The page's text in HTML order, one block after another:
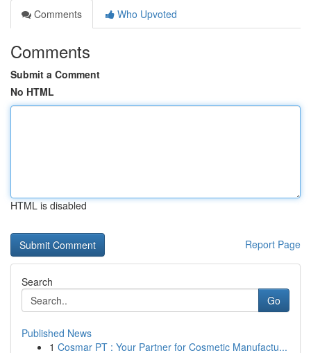
Comments
Who Upvoted
Comments
Submit a Comment
No HTML
HTML is disabled
Report Page
Search
Go
Published News
1 Cosmar PT : Your Partner for Cosmetic Manufactu...